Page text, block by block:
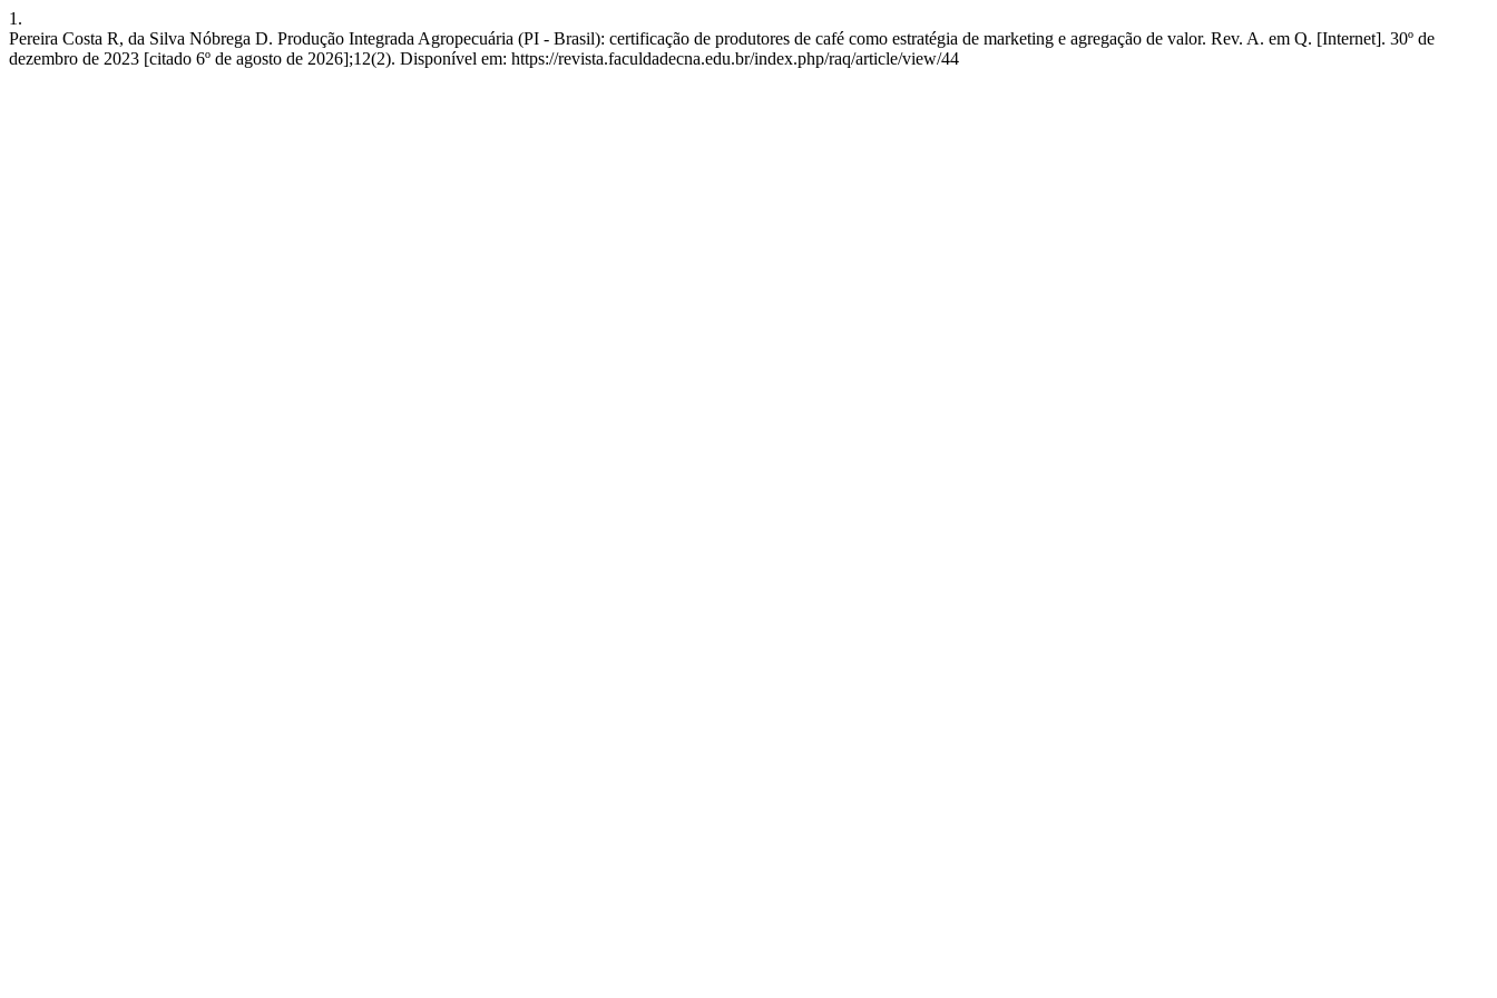
1.
Pereira Costa R, da Silva Nóbrega D. Produção Integrada Agropecuária (PI - Brasil): certificação de produtores de café como estratégia de marketing e agregação de valor. Rev. A. em Q. [Internet]. 30º de
dezembro de 2023 [citado 6º de agosto de 2026];12(2). Disponível em: https://revista.faculdadecna.edu.br/index.php/raq/article/view/44